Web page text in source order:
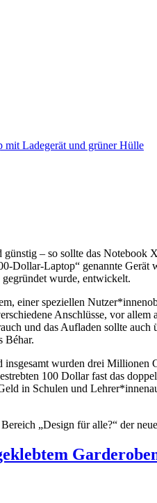
– so sollte das
Dollar-Laptop“ genannte
wurde, entwickelt.
einer speziellen
Anschlüsse, vor
und das Aufladen sollte
Béhar.
wurden drei
100 Dollar fast das
in Schulen und
„Design für alle?“ der